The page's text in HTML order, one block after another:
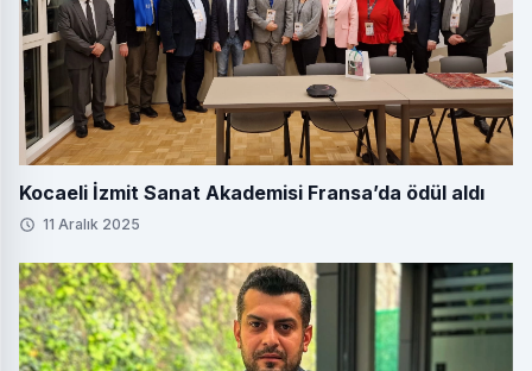
Kocaeli İzmit Sanat Akademisi Fransa’da ödül aldı
11 Aralık 2025